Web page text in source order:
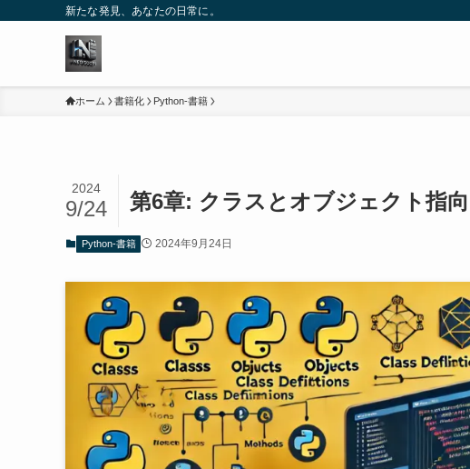
新たな発見、あなたの日常に。
ホーム 書籍化 Python-書籍
第6章: クラスとオブジェクト指向
2024
9/24
Python-書籍 2024年9月24日